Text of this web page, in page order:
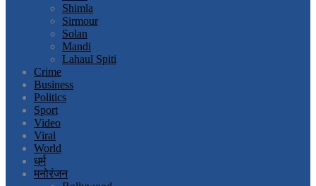
Shimla
Sirmour
Solan
Mandi
Lahaul Spiti
Crime
Business
Politics
Sport
Video
Viral
World
धर्म
मनोरंजन